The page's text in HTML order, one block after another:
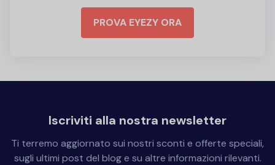
PROVA EYEZY ORA
Iscriviti alla nostra newsletter
Ti terremo aggiornato sui nostri sconti e offerte speciali,
sugli ultimi post del blog e su altre informazioni rilevanti.